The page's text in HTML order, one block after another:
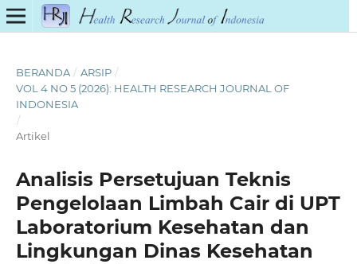
BERANDA / ARSIP /
VOL 4 NO 5 (2026): HEALTH RESEARCH JOURNAL OF
INDONESIA
/
Artikel
Analisis Persetujuan Teknis
Pengelolaan Limbah Cair di UPT
Laboratorium Kesehatan dan
Lingkungan Dinas Kesehatan